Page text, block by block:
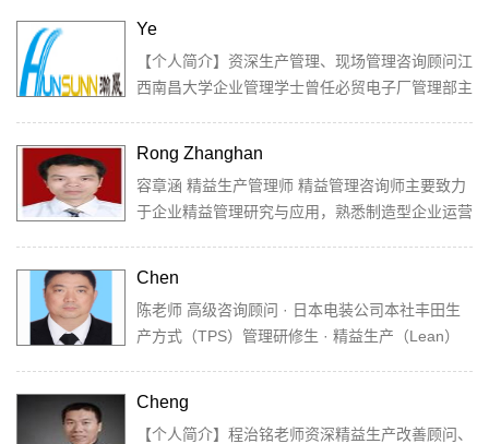
Ye
【个人简介】资深生产管理、现场管理咨询顾问江
西南昌大学企业管理学士曾任必贸电子厂管理部主
Rong Zhanghan
容章涵 精益生产管理师 精益管理咨询师主要致力
于企业精益管理研究与应用，熟悉制造型企业运营
Chen
陈老师 高级咨询顾问 · 日本电装公司本社丰田生
产方式（TPS）管理研修生 · 精益生产（Lean）
Cheng
【个人简介】程治铭老师资深精益生产改善顾问、